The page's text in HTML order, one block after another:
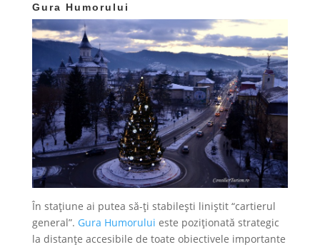
Gura Humorului
În stațiune ai putea să-ți stabilești liniștit “cartierul
general”. Gura Humorului este poziționată strategic
la distanțe accesibile de toate obiectivele importante